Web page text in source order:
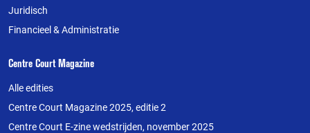
Juridisch
Financieel & Administratie
Centre Court Magazine
Alle edities
Centre Court Magazine 2025, editie 2
Centre Court E-zine wedstrijden, november 2025